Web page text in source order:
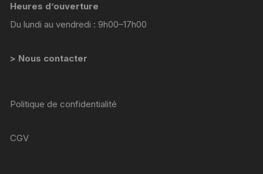
Heures d’ouverture
Du lundi au vendredi : 9h00–17h00
> Nous contacter
Politique de confidentialité
CGV